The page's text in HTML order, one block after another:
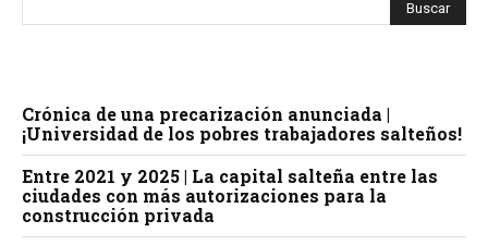
Crónica de una precarización anunciada |
¡Universidad de los pobres trabajadores salteños!
Entre 2021 y 2025 | La capital salteña entre las
ciudades con más autorizaciones para la
construcción privada